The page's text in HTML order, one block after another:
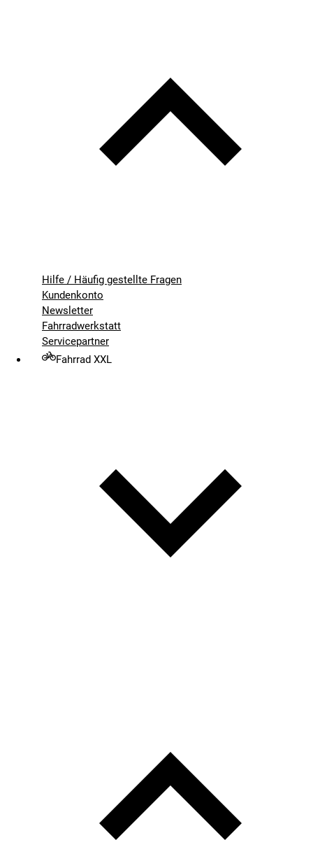
Hilfe / Häufig gestellte Fragen
Kundenkonto
Newsletter
Fahrradwerkstatt
Servicepartner
Fahrrad XXL